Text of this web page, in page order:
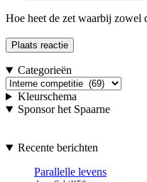
Hoe heet de zet waarbij zowel
Categorieën
Categorieën
Kleurschema
Sponsor het Spaarne
Recente berichten
Parallelle levens